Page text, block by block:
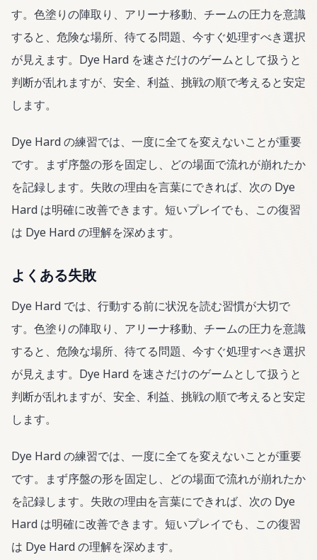
す。色塗りの陣取り、アリーナ移動、チームの圧力を意識
すると、危険な場所、待てる問題、今すぐ処理すべき選択
が見えます。Dye Hard を速さだけのゲームとして扱うと
判断が乱れますが、安全、利益、挑戦の順で考えると安定
します。
Dye Hard の練習では、一度に全てを変えないことが重要
です。まず序盤の形を固定し、どの場面で流れが崩れたか
を記録します。失敗の理由を言葉にできれば、次の Dye
Hard は明確に改善できます。短いプレイでも、この復習
は Dye Hard の理解を深めます。
よくある失敗
Dye Hard では、行動する前に状況を読む習慣が大切で
す。色塗りの陣取り、アリーナ移動、チームの圧力を意識
すると、危険な場所、待てる問題、今すぐ処理すべき選択
が見えます。Dye Hard を速さだけのゲームとして扱うと
判断が乱れますが、安全、利益、挑戦の順で考えると安定
します。
Dye Hard の練習では、一度に全てを変えないことが重要
です。まず序盤の形を固定し、どの場面で流れが崩れたか
を記録します。失敗の理由を言葉にできれば、次の Dye
Hard は明確に改善できます。短いプレイでも、この復習
は Dye Hard の理解を深めます。